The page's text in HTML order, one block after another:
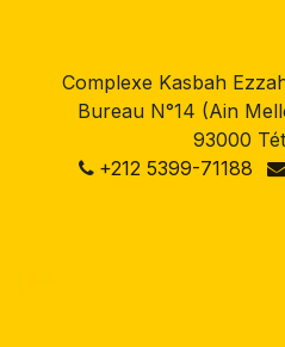
Complexe Kasbah
Bureau N°14 (Ain
93000
+212 5399-71188